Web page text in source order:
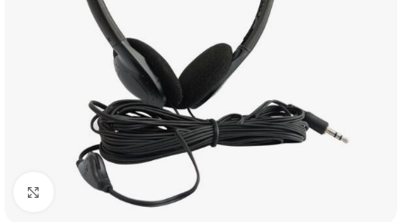
Click to enlarge